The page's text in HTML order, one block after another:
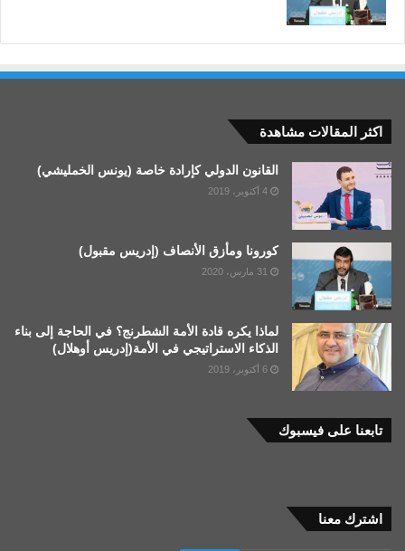
اكثر المقالات مشاهدة
القانون الدولي كإرادة خاصة (يونس الخمليشي)
4 أكتوبر، 2019
كورونا ومأزق الأنصاف (إدريس مقبول)
31 مارس، 2020
لماذا يكره قادة الأمة الشطرنج؟ في الحاجة إلى بناء
الذكاء الاستراتيجي في الأمة(إدريس أوهلال)
6 أكتوبر، 2019
تابعنا على فيسبوك
اشترك معنا